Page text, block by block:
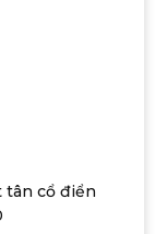
tân cổ điển